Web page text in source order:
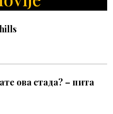
ова стада? – пита